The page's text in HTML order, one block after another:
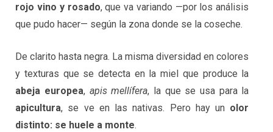
rojo vino y rosado, que va variando —por los análisis
que pudo hacer— según la zona donde se la coseche.
De clarito hasta negra. La misma diversidad en colores
y texturas que se detecta en la miel que produce la
abeja europea, apis mellífera, la que se usa para la
apicultura, se ve en las nativas. Pero hay un olor
distinto: se huele a monte.